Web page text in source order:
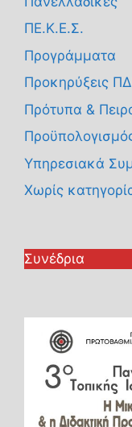
ΠΕ.Κ.Ε.Σ.
Προγράμματα
Προκηρύξεις
Πρότυπα &
Υπηρεσιακά
Χωρίς
Συνέδρια